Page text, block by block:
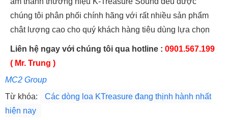
chúng tôi phân phối chính hãng với rất nhiều sản phẩm
chât lượng cao cho quý khách hàng tiêu dùng lựa chọn
Liên hệ ngay với chúng tôi qua hotline : 0901.567.199
( Mr. Trung )
MC2 Group
Từ khóa:
Các dòng loa KTreasure đang thịnh hành nhất
hiện nay